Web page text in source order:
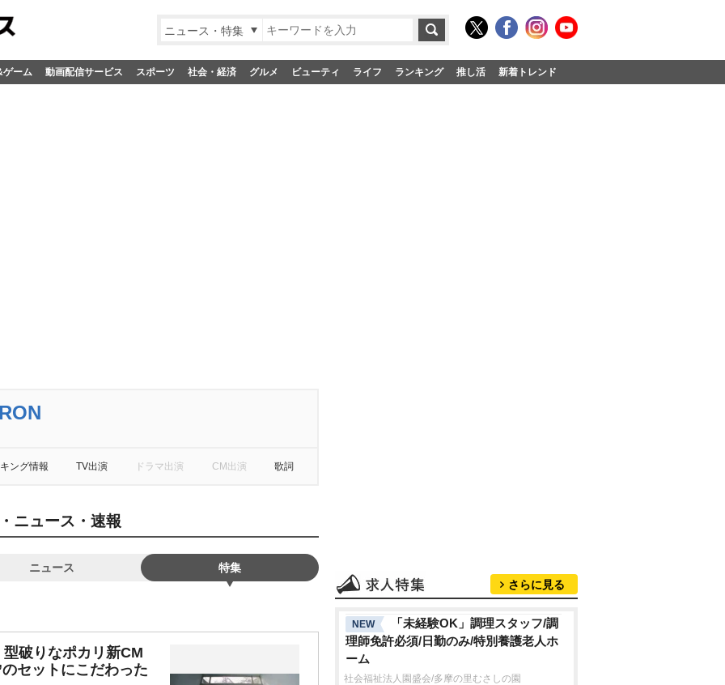
ニュース・特集
ゲーム 動画配信サービス スポーツ 社会・経済 グルメ ビューティ ライフ ランキング 推し活 新着トレンド
ング情報 TV出演 ドラマ出演 CM出演 歌詞
ニュース・速報
ニュース 特集
破りなポカリ新CM
セットにこだわった
さらに見る
NEW
「未経験OK」調理スタッフ/調
理師免許必須/日勤のみ/特別養護老人ホ
ーム
社会福祉法人園盛会/多摩の里むさしの園